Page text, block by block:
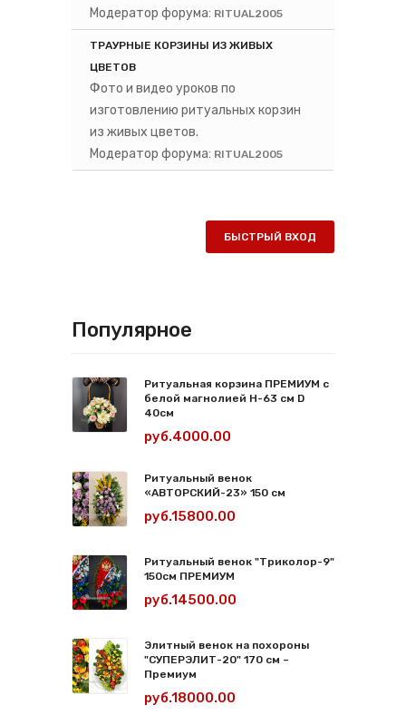
Модератор форума: RITUAL2005
ТРАУРНЫЕ КОРЗИНЫ ИЗ ЖИВЫХ
ЦВЕТОВ
Фото и видео уроков по
изготовлению ритуальных корзин
из живых цветов.
Модератор форума: RITUAL2005
Популярное
Ритуальная корзина ПРЕМИУМ с
белой магнолией Н-63 см D
40см
руб.4000.00
Ритуальный венок
«АВТОРСКИЙ-23» 150 см
руб.15800.00
Ритуальный венок "Триколор-9"
150см ПРЕМИУМ
руб.14500.00
Элитный венок на похороны
"СУПЕРЭЛИТ-20" 170 см –
Премиум
руб.18000.00